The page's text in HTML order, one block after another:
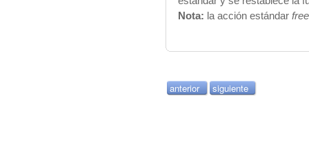
Nota: la acción estándar
anterior siguiente